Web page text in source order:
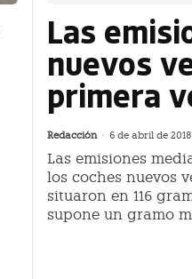
Las
nuevos
primera
Redacción - 6 de abril de 2018
Las emisiones
los coches nuevos
situaron en 116
supone un gramo